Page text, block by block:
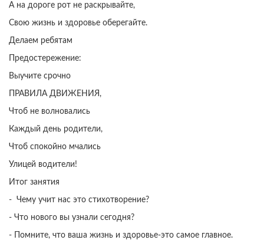
А на дороге рот не раскрывайте,
Свою жизнь и здоровье оберегайте.
Делаем ребятам
Предостережение:
Выучите срочно
ПРАВИЛА ДВИЖЕНИЯ,
Чтоб не волновались
Каждый день родители,
Чтоб спокойно мчались
Улицей водители!
Итог занятия
- Чему учит нас это стихотворение?
- Что нового вы узнали сегодня?
- Помните, что ваша жизнь и здоровье-это самое главное.